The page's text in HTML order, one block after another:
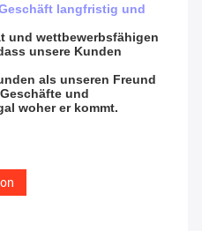
langfristig und
und wettbewerbsfähigen
unsere Kunden
als unseren Freund
und
woher er kommt.